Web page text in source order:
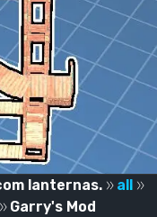
lanternas.
all
Garry's Mod